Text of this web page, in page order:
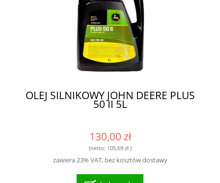
OLEJ SILNIKOWY JOHN DEERE PLUS
50 II 5L
130,00 zł
(netto: 105,69 zł)
zawiera 23% VAT, bez kosztów dostawy